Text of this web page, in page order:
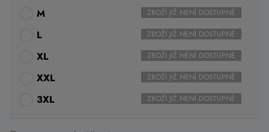
M ZBOŽÍ JIŽ NENÍ DOSTUPNÉ
L ZBOŽÍ JIŽ NENÍ DOSTUPNÉ
XL ZBOŽÍ JIŽ NENÍ DOSTUPNÉ
XXL ZBOŽÍ JIŽ NENÍ DOSTUPNÉ
3XL ZBOŽÍ JIŽ NENÍ DOSTUPNÉ